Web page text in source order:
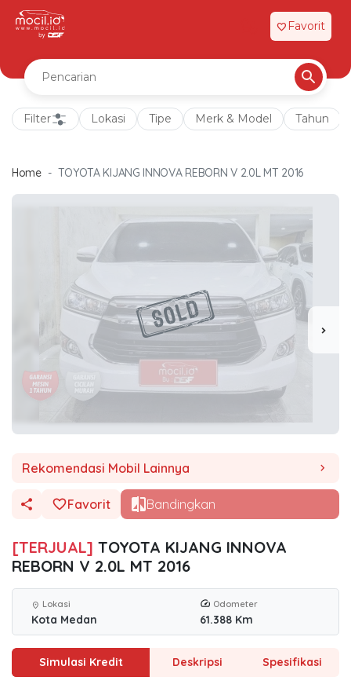
favorite Favorit
Filter Lokasi Tipe Merk & Model Tahun
Home TOYOTA KIJANG INNOVA REBORN V 2.0L MT 2016
chevron_right
Rekomendasi Mobil Lainnya chevron_right
Favorit Bandingkan
[TERJUAL] TOYOTA KIJANG INNOVA
REBORN V 2.0L MT 2016
location_on Lokasi
Kota Medan
Odometer
61.388 Km
Simulasi Kredit Deskripsi Spesifikasi